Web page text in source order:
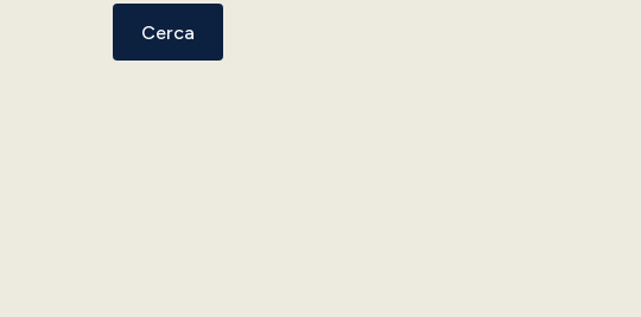
Cerca